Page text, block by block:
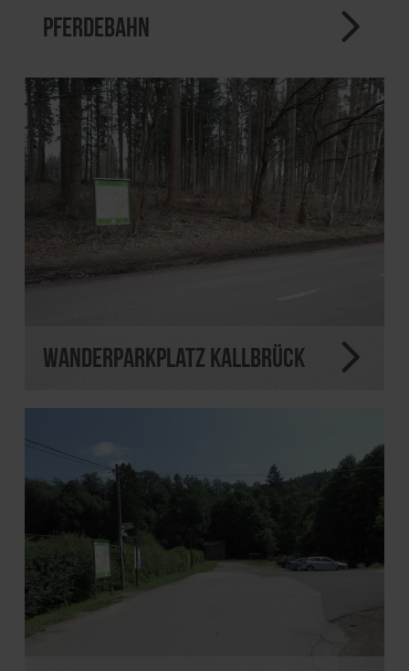
Pferdebahn
Wanderparkplatz Kallbrück